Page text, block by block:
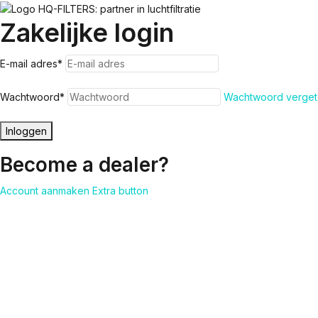
Zakelijke login
E-mail adres*
Wachtwoord* Wachtwoord
Inloggen
Become a dealer?
Account aanmaken Extra button